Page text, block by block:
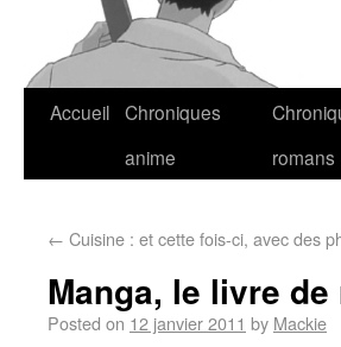
Accueil Chroniques
anime
romans
← Cuisine : et cette fois-ci, avec des
Manga, le livre
Posted on 12 janvier 2011 by Mackie